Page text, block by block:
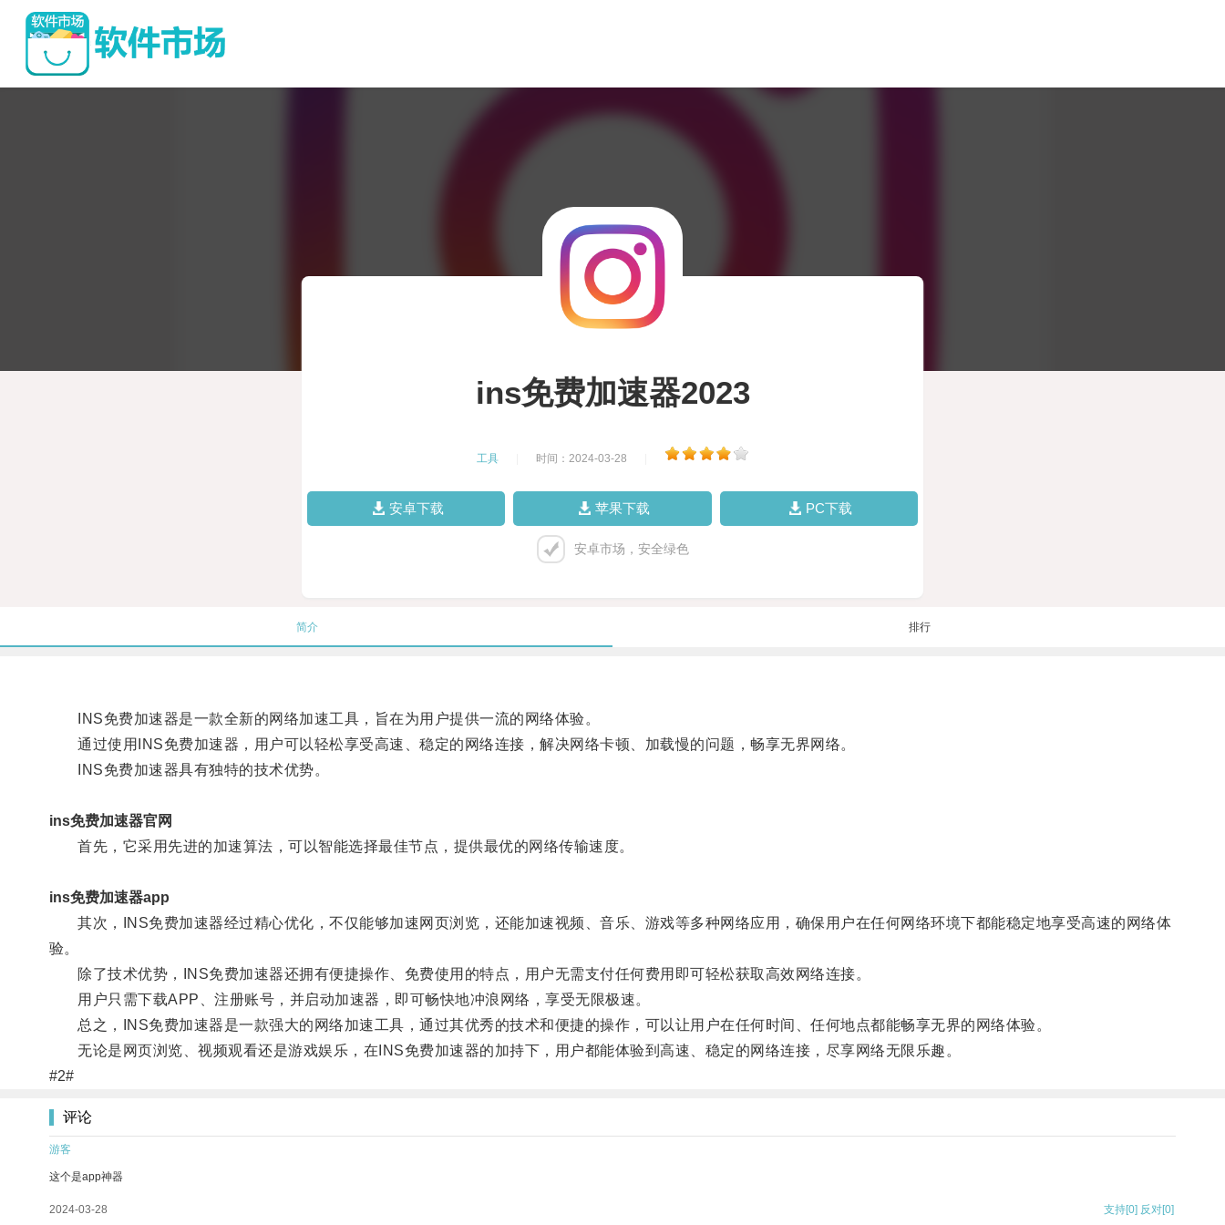
ins免费加速器2023
工具 时间：2024-03-28
安卓下载 苹果下载 PC下载
安卓市场，安全绿色
简介 排行
INS免费加速器是一款全新的网络加速工具，旨在为用户提供一流的网络体验。
通过使用INS免费加速器，用户可以轻松享受高速、稳定的网络连接，解决网络卡顿、加载慢的问题，畅享无界网络。
INS免费加速器具有独特的技术优势。
ins免费加速器官网
首先，它采用先进的加速算法，可以智能选择最佳节点，提供最优的网络传输速度。
ins免费加速器app
其次，INS免费加速器经过精心优化，不仅能够加速网页浏览，还能加速视频、音乐、游戏等多种网络应用，确保用户在任何网络环境下都能稳定地享受高速的网络体
验。
除了技术优势，INS免费加速器还拥有便捷操作、免费使用的特点，用户无需支付任何费用即可轻松获取高效网络连接。
用户只需下载APP、注册账号，并启动加速器，即可畅快地冲浪网络，享受无限极速。
总之，INS免费加速器是一款强大的网络加速工具，通过其优秀的技术和便捷的操作，可以让用户在任何时间、任何地点都能畅享无界的网络体验。
无论是网页浏览、视频观看还是游戏娱乐，在INS免费加速器的加持下，用户都能体验到高速、稳定的网络连接，尽享网络无限乐趣。
#2#
评论
游客
这个是app神器
2024-03-28 支持[0] 反对[0]